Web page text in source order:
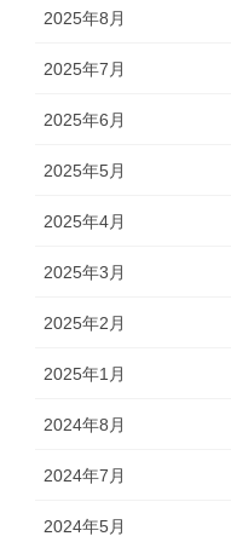
2025年8月
2025年7月
2025年6月
2025年5月
2025年4月
2025年3月
2025年2月
2025年1月
2024年8月
2024年7月
2024年5月